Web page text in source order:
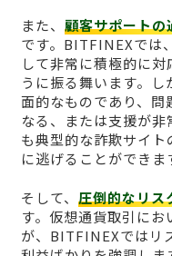
また、 顧客サポートの
です。BITFINEXでは
して非常に積極的に
うに振る舞います。
面的なものであり、問
なる、または支援が
も典型的な詐欺サイ
に逃げることができま
そして、 圧倒的なリス
す。仮想通貨取引に
が、BITFINEXではリ